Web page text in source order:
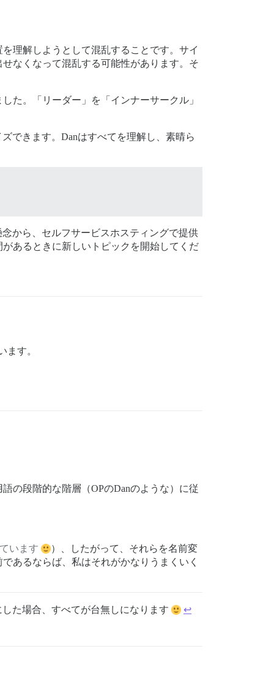
理解しようとして混乱することです。サイ
なくなって混乱する可能性があります。そ
た。「リーダー」を「インナーサークル」
できます。Danはすべてを理解し、素晴ら
から、セルフサービスホスティングで提供
あるときに新しいトピックを開始してくだ
ます。
の段階的な階層（OPのDanのような）に従
います
）、したがって、それらを名前変
あるならば、私はそれがかなりうまくいく
た場合、すべてが台無しになります ↩︎